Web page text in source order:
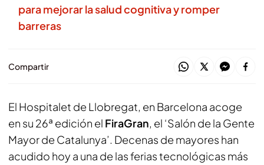
para mejorar la salud cognitiva y romper
barreras
Compartir
El Hospitalet de Llobregat, en Barcelona acoge
en su 26ª edición el FiraGran, el ‘Salón de la Gente
Mayor de Catalunya’. Decenas de mayores han
acudido hoy a una de las ferias tecnológicas más